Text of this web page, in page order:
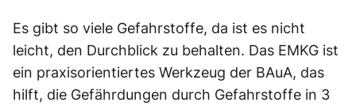
Es gibt so viele Gefahrstoffe, da ist es nicht
leicht, den Durchblick zu behalten. Das EMKG ist
ein praxisorientiertes Werkzeug der BAuA, das
hilft, die Gefährdungen durch Gefahrstoffe in 3